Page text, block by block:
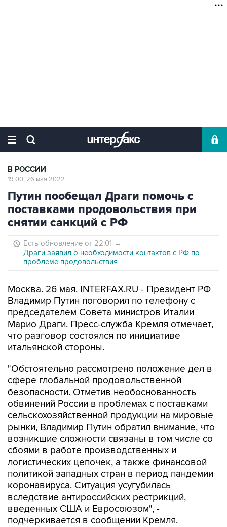
В РОССИИ
19:00, 26 мая 2022
Путин пообещал Драги помочь с
поставками продовольствия при
снятии санкций с РФ
Есть обновление от 22:01 →
Драги заявил о необходимости контактов с РФ по
проблеме продовольствия
Москва. 26 мая. INTERFAX.RU - Президент РФ
Владимир Путин поговорил по телефону с
председателем Совета министров Италии
Марио Драги. Пресс-служба Кремля отмечает,
что разговор состоялся по инициативе
итальянской стороны.
"Обстоятельно рассмотрено положение дел в
сфере глобальной продовольственной
безопасности. Отметив необоснованность
обвинений России в проблемах с поставками
сельскохозяйственной продукции на мировые
рынки, Владимир Путин обратил внимание, что
возникшие сложности связаны в том числе со
сбоями в работе производственных и
логистических цепочек, а также финансовой
политикой западных стран в период пандемии
коронавируса. Ситуация усугубилась
вследствие антироссийских рестрикций,
введенных США и Евросоюзом", -
подчеркивается в сообщении Кремля.